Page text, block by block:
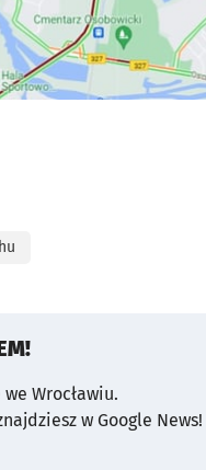
Wrocławiu.
w Google News!